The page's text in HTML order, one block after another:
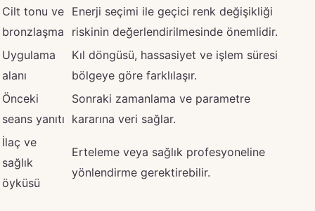
Cilt tonu ve
bronzlaşma
Enerji seçimi ile geçici renk değişikliği
riskinin değerlendirilmesinde önemlidir.
Uygulama
alanı
Kıl döngüsü, hassasiyet ve işlem süresi
bölgeye göre farklılaşır.
Önceki
seans yanıtı
Sonraki zamanlama ve parametre
kararına veri sağlar.
İlaç ve
sağlık
öyküsü
Erteleme veya sağlık profesyoneline
yönlendirme gerektirebilir.